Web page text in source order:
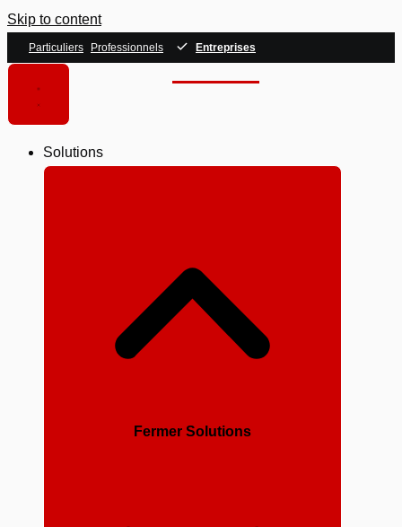
Skip to content
Particuliers Professionnels Entreprises
Solutions
Fermer Solutions